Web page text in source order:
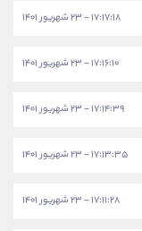
۱۷:۱۷:۱۸ - ۲۳ شهریور ۱۴۰۱
۱۷:۱۶:۱۰ - ۲۳ شهریور ۱۴۰۱
۱۷:۱۴:۳۹ - ۲۳ شهریور ۱۴۰۱
۱۷:۱۳:۳۵ - ۲۳ شهریور ۱۴۰۱
۱۷:۱۱:۲۸ - ۲۳ شهریور ۱۴۰۱